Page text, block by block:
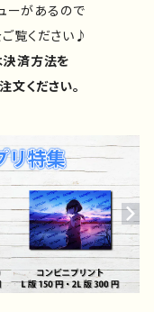
ーがあるので
覧ください♪
決済方法を
文ください。